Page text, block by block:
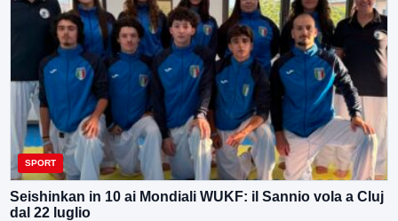
SPORT
Seishinkan in 10 ai Mondiali WUKF: il Sannio vola a Cluj
dal 22 luglio